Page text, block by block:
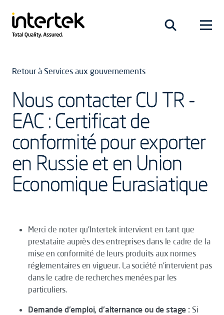
Retour à Services aux gouvernements
Nous contacter CU TR -
EAC : Certificat de
conformité pour exporter
en Russie et en Union
Economique Eurasiatique
Merci de noter qu’Intertek intervient en tant que
prestataire auprès des entreprises dans le cadre de la
mise en conformité de leurs produits aux normes
réglementaires en vigueur. La société n’intervient pas
dans le cadre de recherches menées par les
particuliers.
Demande d'emploi, d'alternance ou de stage : Si